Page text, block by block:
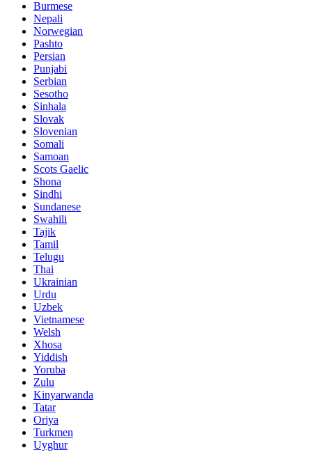
Burmese
Nepali
Norwegian
Pashto
Persian
Punjabi
Serbian
Sesotho
Sinhala
Slovak
Slovenian
Somali
Samoan
Scots Gaelic
Shona
Sindhi
Sundanese
Swahili
Tajik
Tamil
Telugu
Thai
Ukrainian
Urdu
Uzbek
Vietnamese
Welsh
Xhosa
Yiddish
Yoruba
Zulu
Kinyarwanda
Tatar
Oriya
Turkmen
Uyghur